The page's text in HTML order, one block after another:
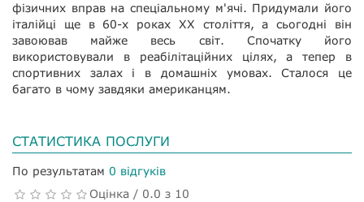
фізичних вправ на спеціальному м'ячі. Придумали його
італійці ще в 60-х роках ХХ століття, а сьогодні він
завоював майже весь світ. Спочатку його
використовували в реабілітаційних цілях, а тепер в
спортивних залах і в домашніх умовах. Сталося це
багато в чому завдяки американцям.
СТАТИСТИКА ПОСЛУГИ
По результатам 0 відгуків
Оцінка / 0.0 з 10